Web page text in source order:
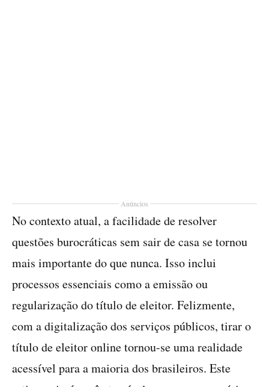
Anúncios
No contexto atual, a facilidade de resolver
questões burocráticas sem sair de casa se tornou
mais importante do que nunca. Isso inclui
processos essenciais como a emissão ou
regularização do título de eleitor. Felizmente,
com a digitalização dos serviços públicos, tirar o
título de eleitor online tornou-se uma realidade
acessível para a maioria dos brasileiros. Este